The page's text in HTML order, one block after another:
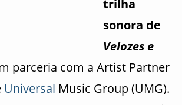
trilha
sonora de
Velozes e
parceria com a Artist Partner
Universal Music Group (UMG).